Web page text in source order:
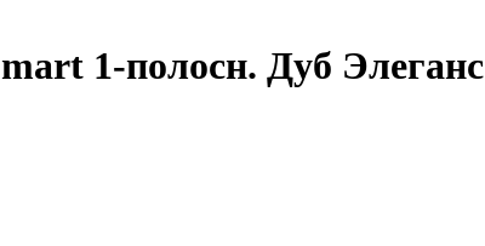
1-полосн. Дуб Элеганс